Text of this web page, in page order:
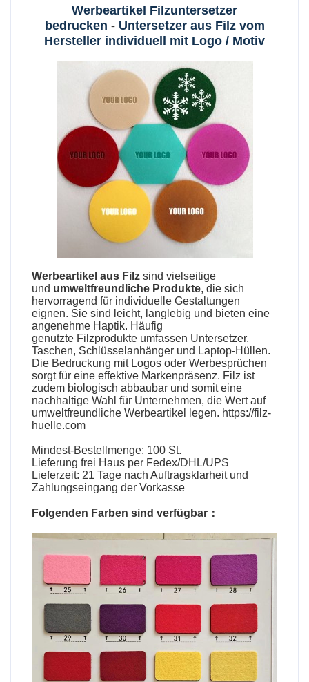
Werbeartikel Filzuntersetzer
bedrucken - Untersetzer aus Filz vom
Hersteller individuell mit Logo / Motiv
Werbeartikel aus Filz sind vielseitige
und umweltfreundliche Produkte, die sich
hervorragend für individuelle Gestaltungen
eignen. Sie sind leicht, langlebig und bieten eine
angenehme Haptik. Häufig
genutzte Filzprodukte umfassen Untersetzer,
Taschen, Schlüsselanhänger und Laptop-Hüllen.
Die Bedruckung mit Logos oder Werbesprüchen
sorgt für eine effektive Markenpräsenz. Filz ist
zudem biologisch abbaubar und somit eine
nachhaltige Wahl für Unternehmen, die Wert auf
umweltfreundliche Werbeartikel legen. https://filz-
huelle.com
Mindest-Bestellmenge: 100 St.
Lieferung frei Haus per Fedex/DHL/UPS
Lieferzeit: 21 Tage nach Auftragsklarheit und
Zahlungseingang der Vorkasse
Folgenden Farben sind verfügbar：